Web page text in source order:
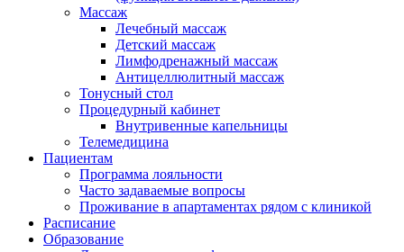
Массаж
Лечебный массаж
Детский массаж
Лимфодренажный массаж
Антицеллюлитный массаж
Тонусный стол
Процедурный кабинет
Внутривенные капельницы
Телемедицина
Пациентам
Программа лояльности
Часто задаваемые вопросы
Проживание в апартаментах рядом с клиникой
Расписание
Образование